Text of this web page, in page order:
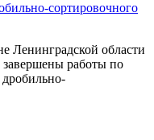
сортировочного
Ленинградской области
завершены работы по